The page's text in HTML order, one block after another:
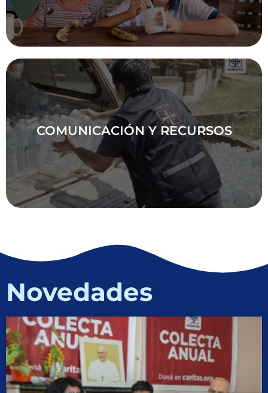
COMUNICACIÓN Y RECURSOS
COMUNICACIÓN Y RECURSOS
Conoce el trabajo que hacemos desde Cáritas
Bahía Blanca
Novedades